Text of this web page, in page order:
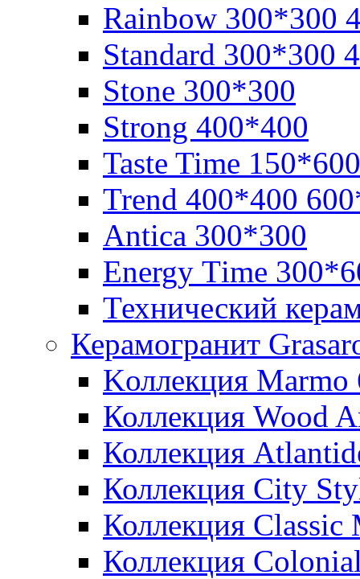
Rainbow 300*300
Standard 300*300
Stone 300*300
Strong 400*400
Taste Time
Trend 400*400
Аntica 300*300
Еnergy Тime
Технический
Керамогранит
Kоллекция
Коллекция Wood
Коллекция
Коллекция City
Коллекция
Коллекция